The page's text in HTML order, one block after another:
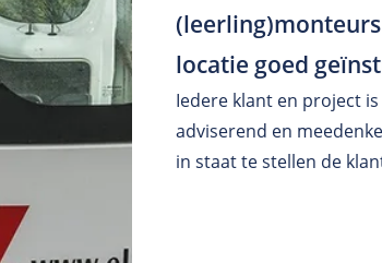
locatie goed
Iedere klant en project
adviserend en
in staat te stellen de